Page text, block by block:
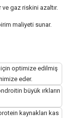
gaz riskini azaltır.
maliyeti sunar.
için optimize edilmiş
eder.
büyük ırkların
kaynakları kas